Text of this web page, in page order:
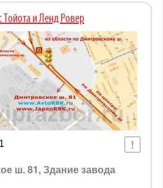
Тойота и Ленд Ровер
ш. 81, Здание завода